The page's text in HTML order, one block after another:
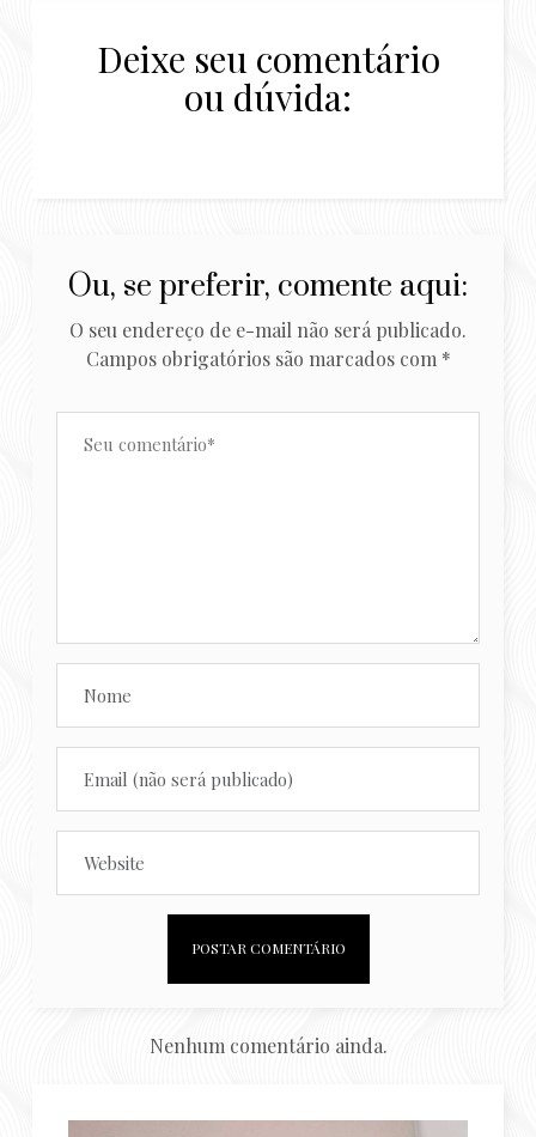
Deixe seu comentário
ou dúvida:
Ou, se preferir, comente aqui:
O seu endereço de e-mail não será publicado.
Campos obrigatórios são marcados com *
Nenhum comentário ainda.